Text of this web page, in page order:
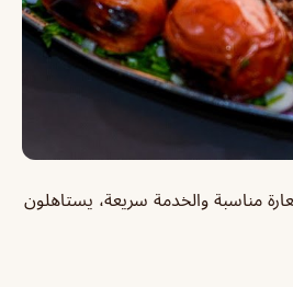
مناسبة والخدمة سريعة، يستاهلون